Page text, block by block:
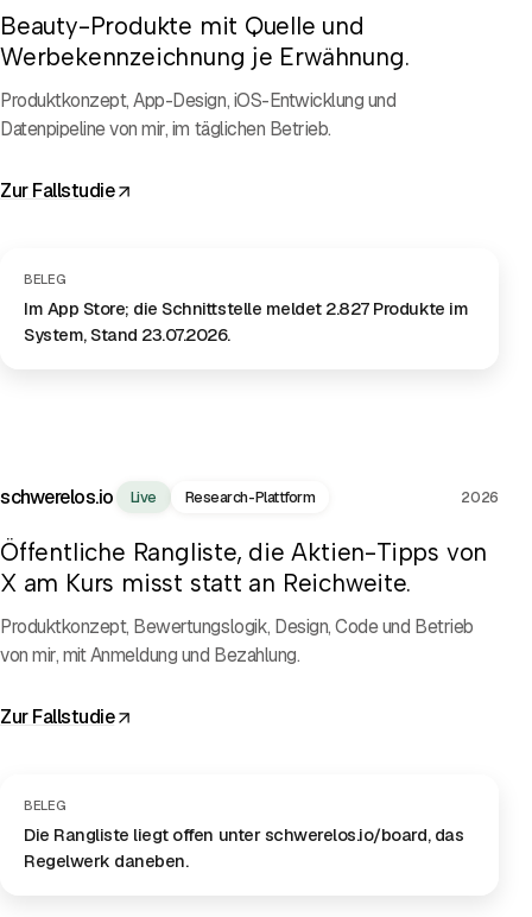
Beauty-Produkte mit Quelle und
Werbekennzeichnung je Erwähnung.
Produktkonzept, App-Design, iOS-Entwicklung und
Datenpipeline von mir, im täglichen Betrieb.
Zur Fallstudie
BELEG
Im App Store; die Schnittstelle meldet 2.827 Produkte im
System, Stand 23.07.2026.
schwerelos.io Live Research-Plattform 2026
Öffentliche Rangliste, die Aktien-Tipps von
X am Kurs misst statt an Reichweite.
Produktkonzept, Bewertungslogik, Design, Code und Betrieb
von mir, mit Anmeldung und Bezahlung.
Zur Fallstudie
BELEG
Die Rangliste liegt offen unter schwerelos.io/board, das
Regelwerk daneben.